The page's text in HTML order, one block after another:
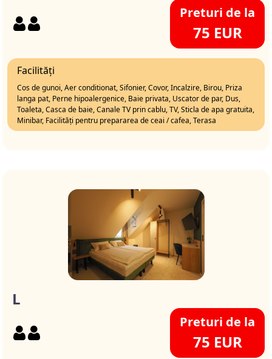
Preturi de la
75 EUR
Facilități
Cos de gunoi, Aer conditionat, Sifonier, Covor, Incalzire, Birou, Priza
langa pat, Perne hipoalergenice, Baie privata, Uscator de par, Dus,
Toaleta, Casca de baie, Canale TV prin cablu, TV, Sticla de apa gratuita,
Minibar, Facilități pentru prepararea de ceai / cafea, Terasa
L
Preturi de la
75 EUR